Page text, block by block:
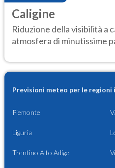
Caligine
Riduzione della visibilità a
atmosfera di minutissime
Previsioni meteo per le regioni
Piemonte
Liguria
Trentino Alto Adige